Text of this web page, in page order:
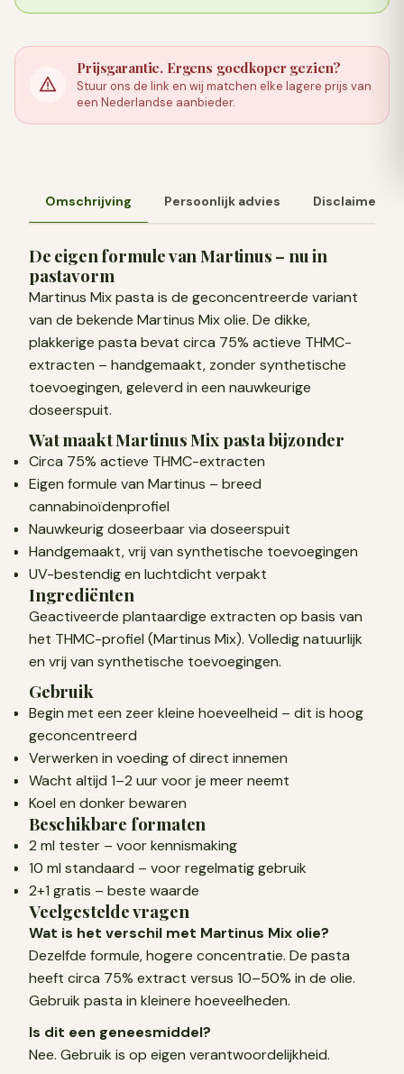
Prijsgarantie. Ergens goedkoper gezien?
Stuur ons de link en wij matchen elke lagere prijs van
een Nederlandse aanbieder.
Omschrijving Persoonlijk advies Disclaimer
De eigen formule van Martinus – nu in
pastavorm
Martinus Mix pasta is de geconcentreerde variant
van de bekende Martinus Mix olie. De dikke,
plakkerige pasta bevat circa 75% actieve THMC-
extracten – handgemaakt, zonder synthetische
toevoegingen, geleverd in een nauwkeurige
doseerspuit.
Wat maakt Martinus Mix pasta bijzonder
Circa 75% actieve THMC-extracten
Eigen formule van Martinus – breed
cannabinoïdenprofiel
Nauwkeurig doseerbaar via doseerspuit
Handgemaakt, vrij van synthetische toevoegingen
UV-bestendig en luchtdicht verpakt
Ingrediënten
Geactiveerde plantaardige extracten op basis van
het THMC-profiel (Martinus Mix). Volledig natuurlijk
en vrij van synthetische toevoegingen.
Gebruik
Begin met een zeer kleine hoeveelheid – dit is hoog
geconcentreerd
Verwerken in voeding of direct innemen
Wacht altijd 1–2 uur voor je meer neemt
Koel en donker bewaren
Beschikbare formaten
2 ml tester – voor kennismaking
10 ml standaard – voor regelmatig gebruik
2+1 gratis – beste waarde
Veelgestelde vragen
Wat is het verschil met Martinus Mix olie?
Dezelfde formule, hogere concentratie. De pasta
heeft circa 75% extract versus 10–50% in de olie.
Gebruik pasta in kleinere hoeveelheden.
Is dit een geneesmiddel?
Nee. Gebruik is op eigen verantwoordelijkheid.